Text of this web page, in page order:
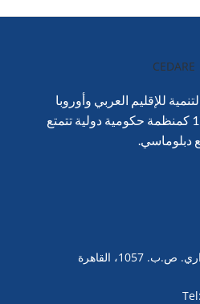
للإقليم العربي وأوروبا
(سيداري) في عام 1992 كمنظمة حكومية دولية تتمتع
دبلوماسي.
• 2 شارع الحجاز، مبنى سيداري. ص.ب. 1057، القاهرة